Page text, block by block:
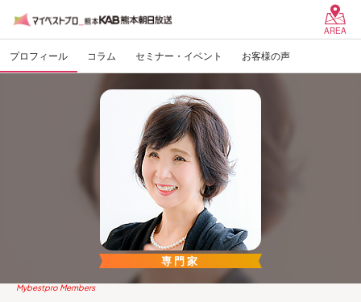
AREA
プロフィール コラム セミナー・イベント お客様の声
専門家
Mybestpro Members